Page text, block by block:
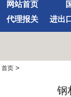
网站首页
代理报关
进出
首页 >
钢